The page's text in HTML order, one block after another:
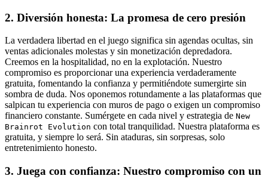
2. Diversión honesta: La promesa de cero presión
La verdadera libertad en el juego significa sin agendas ocultas, sin
ventas adicionales molestas y sin monetización depredadora.
Creemos en la hospitalidad, no en la explotación. Nuestro
compromiso es proporcionar una experiencia verdaderamente
gratuita, fomentando la confianza y permitiéndote sumergirte sin
sombra de duda. Nos oponemos rotundamente a las plataformas que
salpican tu experiencia con muros de pago o exigen un compromiso
financiero constante. Sumérgete en cada nivel y estrategia de New
Brainrot Evolution con total tranquilidad. Nuestra plataforma es
gratuita, y siempre lo será. Sin ataduras, sin sorpresas, solo
entretenimiento honesto.
3. Juega con confianza: Nuestro compromiso con un